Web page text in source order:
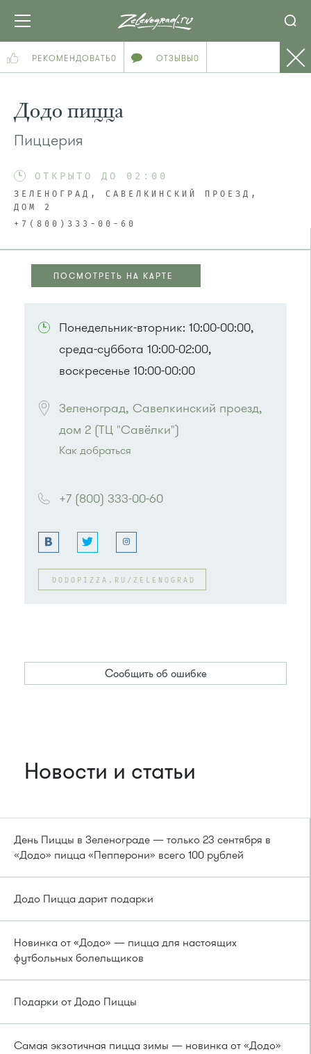
РЕКОМЕНДОВАТЬ0 ОТЗЫВЫ0
Додо пицца
Пиццерия
ОТКРЫТО ДО 02:00
ЗЕЛЕНОГРАД, САВЕЛКИНСКИЙ ПРОЕЗД,
ДОМ 2
+7(800)333-00-60
ПОСМОТРЕТЬ НА КАРТЕ
Понедельник-вторник: 10:00-00:00,
среда-суббота 10:00-02:00,
воскресенье 10:00-00:00
Зеленоград, Савелкинский проезд,
дом 2 (ТЦ "Савёлки")
Как добраться
Автобусы № 2, 3, 9, 11, 19, 31, 32.
Маршрутка № 409м, 419м
Автобусы № 1, 3, 8, 11, 19, 29, 32, 400, 400э.
Маршрутка № 408м, 419м, 476м
+7 (800) 333-00-60
DODOPIZZA.RU/ZELENOGRAD
Сообщить об ошибке
Новости и статьи
День Пиццы в Зеленограде — только 23 сентября в
«Додо» пицца «Пепперони» всего 100 рублей
Додо Пицца дарит подарки
Новинка от «Додо» — пицца для настоящих
футбольных болельщиков
Подарки от Додо Пиццы
Самая экзотичная пицца зимы — новинка от «Додо»